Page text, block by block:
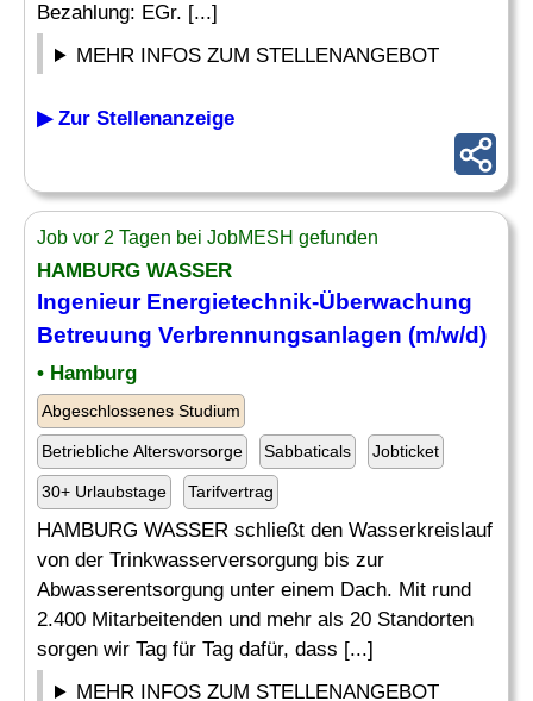
Bezahlung: EGr. [...]
MEHR INFOS ZUM STELLENANGEBOT
▶ Zur Stellenanzeige
Job vor 2 Tagen bei JobMESH gefunden
HAMBURG WASSER
Ingenieur Energietechnik-Überwachung
Betreuung Verbrennungsanlagen (m/w/d)
• Hamburg
Abgeschlossenes Studium
Betriebliche Altersvorsorge Sabbaticals Jobticket
30+ Urlaubstage Tarifvertrag
HAMBURG WASSER schließt den Wasserkreislauf
von der Trinkwasserversorgung bis zur
Abwasserentsorgung unter einem Dach. Mit rund
2.400 Mitarbeitenden und mehr als 20 Standorten
sorgen wir Tag für Tag dafür, dass [...]
MEHR INFOS ZUM STELLENANGEBOT